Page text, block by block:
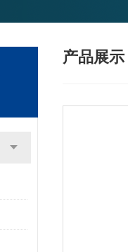
产品展示